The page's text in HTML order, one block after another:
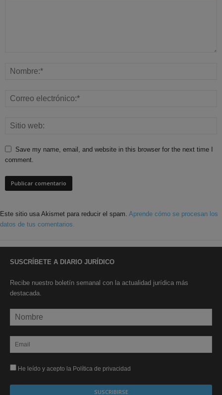
Save my name, email, and website in this browser for the next time I
comment.
Este sitio usa Akismet para reducir el spam. Aprende cómo se procesan los
datos de tus comentarios.
SUSCRÍBETE A DIARIO JURÍDICO
Recibe nuestro boletín semanal con la actualidad jurídica más
destacada.
He leído y acepto la Política de privacidad